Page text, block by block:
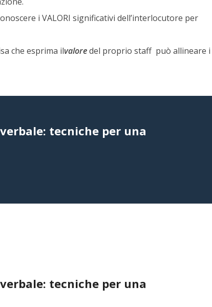
i VALORI significativi dell’interlocutore per
che esprima ilvaloredel proprio staff può allineare i
tecniche per una
tecniche per una